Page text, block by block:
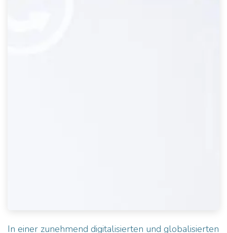
In einer zunehmend digitalisierten und globalisierten